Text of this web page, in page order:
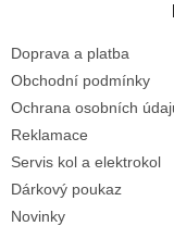
Doprava a platba
Obchodní podmínky
Ochrana osobních
Reklamace
Servis kol a elektrokol
Dárkový poukaz
Novinky